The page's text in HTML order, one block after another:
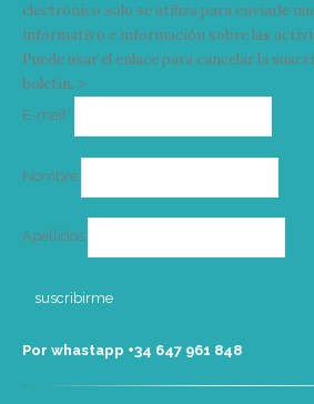
electrónico solo se utiliza para enviarle
informativo e información sobre las
Puede usar el enlace para cancelar la
boletín. >
E-mail*
Nombre
Apellidos
Por whastapp +34 ‭647 961 848‬